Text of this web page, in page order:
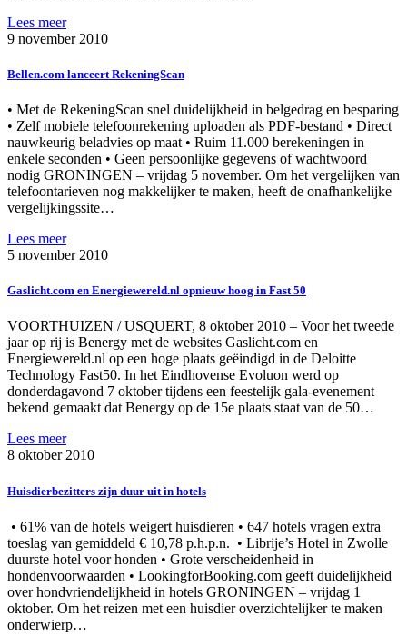
Lees meer
9 november 2010
Bellen.com lanceert RekeningScan
• Met de RekeningScan snel duidelijkheid in belgedrag en besparing
• Zelf mobiele telefoonrekening uploaden als PDF-bestand • Direct
nauwkeurig beladvies op maat • Ruim 11.000 berekeningen in
enkele seconden • Geen persoonlijke gegevens of wachtwoord
nodig GRONINGEN – vrijdag 5 november. Om het vergelijken van
telefoontarieven nog makkelijker te maken, heeft de onafhankelijke
vergelijkingssite…
Lees meer
5 november 2010
Gaslicht.com en Energiewereld.nl opnieuw hoog in Fast 50
VOORTHUIZEN / USQUERT, 8 oktober 2010 – Voor het tweede
jaar op rij is Benergy met de websites Gaslicht.com en
Energiewereld.nl op een hoge plaats geëindigd in de Deloitte
Technology Fast50. In het Eindhovense Evoluon werd op
donderdagavond 7 oktober tijdens een feestelijk gala-evenement
bekend gemaakt dat Benergy op de 15e plaats staat van de 50…
Lees meer
8 oktober 2010
Huisdierbezitters zijn duur uit in hotels
• 61% van de hotels weigert huisdieren • 647 hotels vragen extra
toeslag van gemiddeld € 10,78 p.h.p.n. • Librije’s Hotel in Zwolle
duurste hotel voor honden • Grote verscheidenheid in
hondenvoorwaarden • LookingforBooking.com geeft duidelijkheid
over hondvriendelijkheid in hotels GRONINGEN – vrijdag 1
oktober. Om het reizen met een huisdier overzichtelijker te maken
onderwierp…